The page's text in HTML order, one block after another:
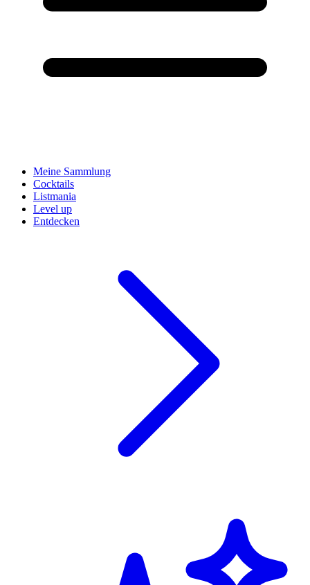
Meine Sammlung
Cocktails
Listmania
Level up
Entdecken